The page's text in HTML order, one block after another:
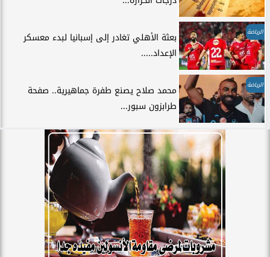
الرياضة
بعثة الأهلي تغادر إلى إسبانيا لبدء معسكر
الإعداد.....
الرياضة
محمد صلاح يصنع طفرة جماهيرية.. صفحة
طرابزون سبور...